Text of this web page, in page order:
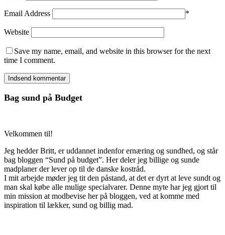
Email Address *
Website
Save my name, email, and website in this browser for the next
time I comment.
Bag sund på Budget
Velkommen til!
Jeg hedder Britt, er uddannet indenfor ernæring og sundhed, og står
bag bloggen “Sund på budget”. Her deler jeg billige og sunde
madplaner der lever op til de danske kostråd.
I mit arbejde møder jeg tit den påstand, at det er dyrt at leve sundt og
man skal købe alle mulige specialvarer. Denne myte har jeg gjort til
min mission at modbevise her på bloggen, ved at komme med
inspiration til lækker, sund og billig mad.